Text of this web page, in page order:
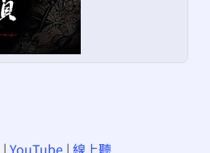
| YouTube | 線上聽